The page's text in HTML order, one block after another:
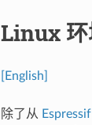
Linux 环
[English]
除了从